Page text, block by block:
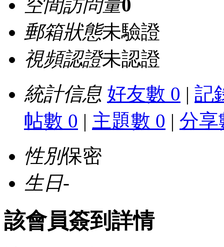
空間訪問量0
郵箱狀態未驗證
視頻認證未認證
統計信息 好友數 0 | 記
帖數 0 | 主題數 0 | 分享
性別保密
生日-
該會員簽到詳情